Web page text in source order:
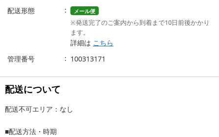
配送形態
メール便
※発送完了のご案内から到着まで10日前後かかり
ます。
詳細は こちら
管理番号
100313171
配送について
配送不可エリア：なし
■配送方法・時期